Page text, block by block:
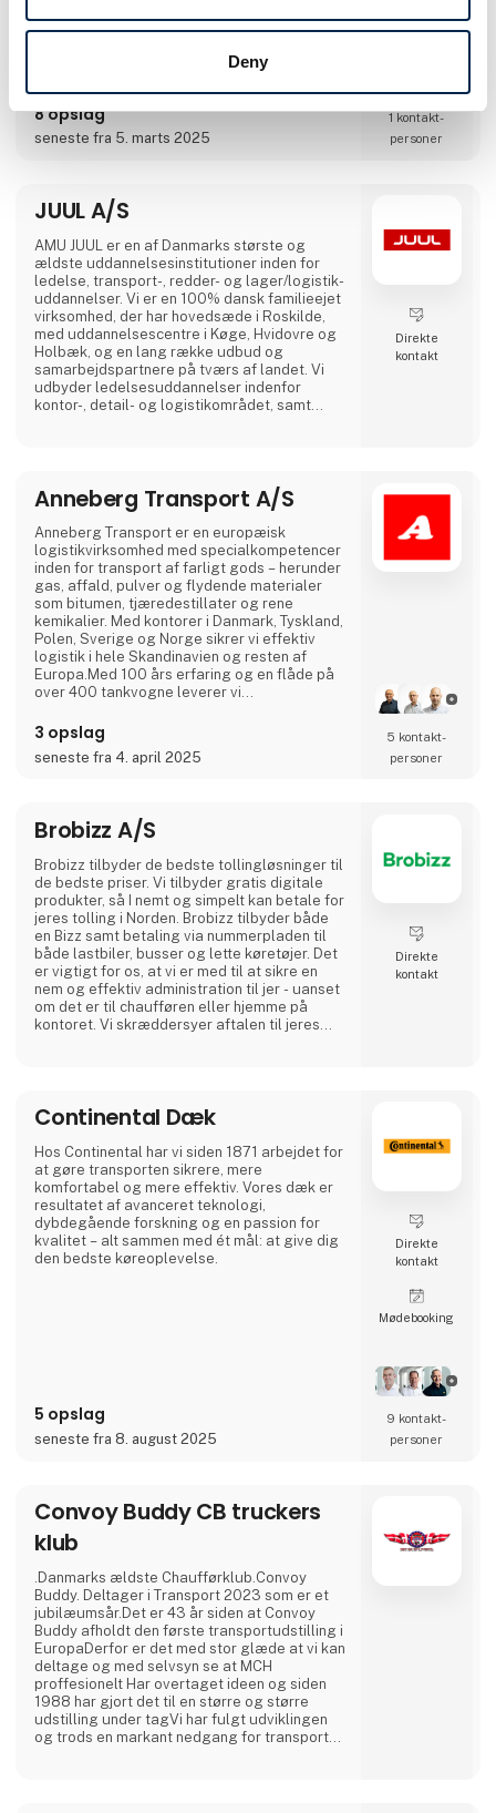
Deny
end nogensinde at finde det rigtige produkt
udvikling af vores produktsortiment, vores
logistik setup og ikke mindst marketing sikrer
ALCAR DANMARK´s førende rolle på det
danske fælgmarked.I Danmark er den service,
der ydes af ALCAR DANMARK bestemt en af
grundene til den høje respekt for
8 opslag
seneste fra 5. marts 2025
1 kontakt­
personer
JUUL A/S
AMU JUUL er en af Danmarks største og
ældste uddannelsesinstitutioner inden for
ledelse, transport-, redder- og lager/logistik-
uddannelser. Vi er en 100% dansk familieejet
virksomhed, der har hovedsæde i Roskilde,
med uddannelsescentre i Køge, Hvidovre og
Holbæk, og en lang række udbud og
samarbejdspartnere på tværs af landet. Vi
udbyder ledelsesuddannelser indenfor
kontor-, detail- og logistikområdet, samt
flere. Vi lægger vægt på uddannelser af høj
kvalitet, og et hø
Direkte
kontakt
Anneberg Transport A/S
Anneberg Transport er en europæisk
logistikvirksomhed med specialkompetencer
inden for transport af farligt gods – herunder
gas, affald, pulver og flydende materialer
som bitumen, tjæredestillater og rene
kemikalier. Med kontorer i Danmark, Tyskland,
Polen, Sverige og Norge sikrer vi effektiv
logistik i hele Skandinavien og resten af
Europa.Med 100 års erfaring og en flåde på
over 400 tankvogne leverer vi
tilpasser udstyret til kundens behov – og ikke
omvendt. Hos Anneberg prioriterer vi
langvarige partnerskaber og sætter altid
3 opslag
seneste fra 4. april 2025
5 kontakt­
personer
Brobizz A/S
Brobizz tilbyder de bedste tollingløsninger til
de bedste priser. Vi tilbyder gratis digitale
produkter, så I nemt og simpelt kan betale for
jeres tolling i Norden. Brobizz tilbyder både
en Bizz samt betaling via nummerpladen til
både lastbiler, busser og lette køretøjer. Det
er vigtigt for os, at vi er med til at sikre en
nem og effektiv administration til jer - uanset
om det er til chaufføren eller hjemme på
kontoret. Vi skræddersyer aftalen til jeres
broer og
Direkte
kontakt
Continental Dæk
Hos Continental har vi siden 1871 arbejdet for
at gøre transporten sikrere, mere
komfortabel og mere effektiv. Vores dæk er
resultatet af avanceret teknologi,
dybdegående forskning og en passion for
kvalitet – alt sammen med ét mål: at give dig
den bedste køreoplevelse.
5 opslag
seneste fra 8. august 2025
Direkte
kontakt
Møde­booking
9 kontakt­
personer
Convoy Buddy CB truckers
klub
.Danmarks ældste Chaufførklub.Convoy
Buddy. Deltager i Transport 2023 som er et
jubilæumsår.Det er 43 år siden at Convoy
Buddy afholdt den første transportudstilling i
EuropaDerfor er det med stor glæde at vi kan
deltage og med selvsyn se at MCH
proffesionelt Har overtaget ideen og siden
1988 har gjort det til en større og større
udstilling under tagVi har fulgt udviklingen
og trods en markant nedgang for transporten